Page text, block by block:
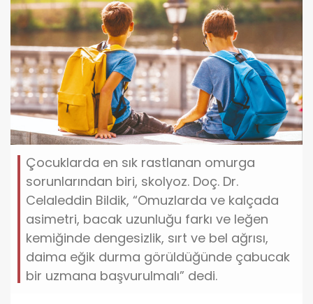
Çocuklarda en sık rastlanan omurga
sorunlarından biri, skolyoz. Doç. Dr.
Celaleddin Bildik, “Omuzlarda ve kalçada
asimetri, bacak uzunluğu farkı ve leğen
kemiğinde dengesizlik, sırt ve bel ağrısı,
daima eğik durma görüldüğünde çabucak
bir uzmana başvurulmalı” dedi.